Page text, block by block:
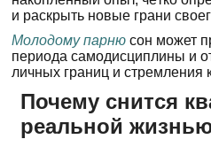
и раскрыть новые грани
Молодому парню сон может
периода самодисциплины и
личных границ и стремления
Почему снится
реальной